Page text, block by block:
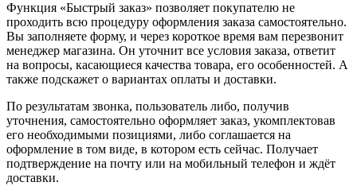
Функция «Быстрый заказ» позволяет покупателю не
проходить всю процедуру оформления заказа самостоятельно.
Вы заполняете форму, и через короткое время вам перезвонит
менеджер магазина. Он уточнит все условия заказа, ответит
на вопросы, касающиеся качества товара, его особенностей. А
также подскажет о вариантах оплаты и доставки.
По результатам звонка, пользователь либо, получив
уточнения, самостоятельно оформляет заказ, укомплектовав
его необходимыми позициями, либо соглашается на
оформление в том виде, в котором есть сейчас. Получает
подтверждение на почту или на мобильный телефон и ждёт
доставки.